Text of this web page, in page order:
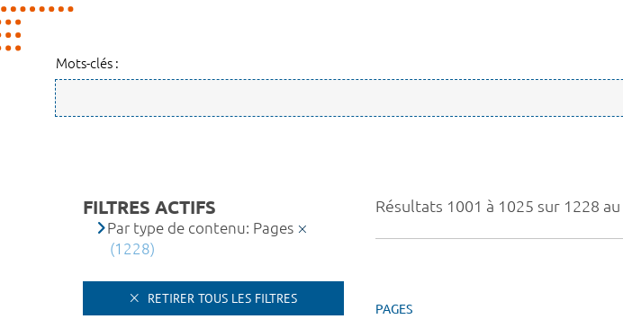
Mots-clés :
Résultats 1001 à 1025 sur 1228
PAGES
FILTRES ACTIFS
Par type de contenu: Pages
(1228)
RETIRER TOUS LES FILTRES